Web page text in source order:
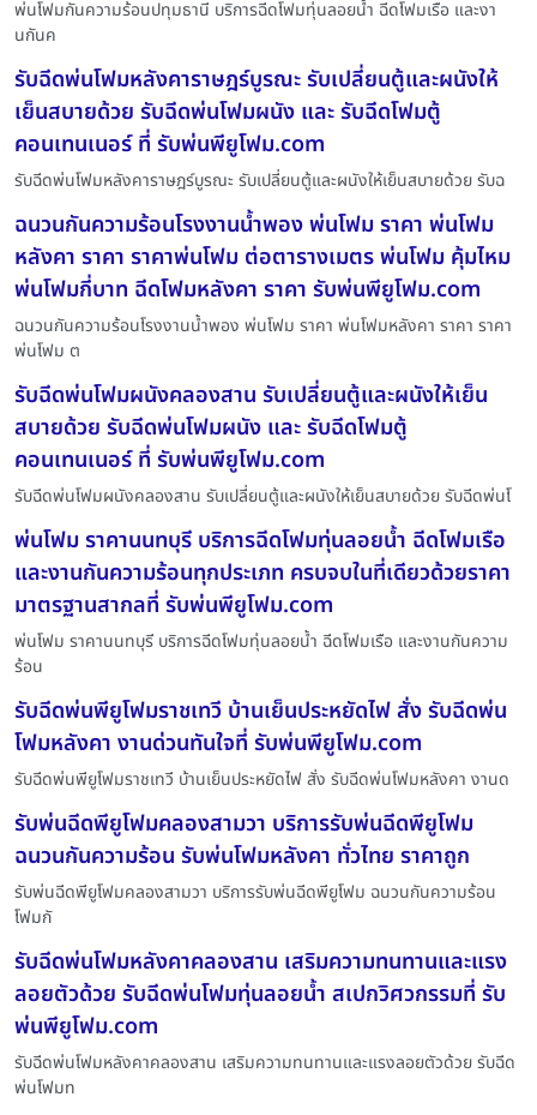
พ่นโฟมกันความร้อนปทุมธานี บริการฉีดโฟมทุ่นลอยน้ำ ฉีดโฟมเรือ และงา
นกันค
รับฉีดพ่นโฟมหลังคาราษฎร์บูรณะ รับเปลี่ยนตู้และผนังให้
เย็นสบายด้วย รับฉีดพ่นโฟมผนัง และ รับฉีดโฟมตู้
คอนเทนเนอร์ ที่ รับพ่นพียูโฟม.com
รับฉีดพ่นโฟมหลังคาราษฎร์บูรณะ รับเปลี่ยนตู้และผนังให้เย็นสบายด้วย รับฉ
ฉนวนกันความร้อนโรงงานน้ำพอง พ่นโฟม ราคา พ่นโฟม
หลังคา ราคา ราคาพ่นโฟม ต่อตารางเมตร พ่นโฟม คุ้มไหม
พ่นโฟมกี่บาท ฉีดโฟมหลังคา ราคา รับพ่นพียูโฟม.com
ฉนวนกันความร้อนโรงงานน้ำพอง พ่นโฟม ราคา พ่นโฟมหลังคา ราคา ราคา
พ่นโฟม ต
รับฉีดพ่นโฟมผนังคลองสาน รับเปลี่ยนตู้และผนังให้เย็น
สบายด้วย รับฉีดพ่นโฟมผนัง และ รับฉีดโฟมตู้
คอนเทนเนอร์ ที่ รับพ่นพียูโฟม.com
รับฉีดพ่นโฟมผนังคลองสาน รับเปลี่ยนตู้และผนังให้เย็นสบายด้วย รับฉีดพ่นโ
พ่นโฟม ราคานนทบุรี บริการฉีดโฟมทุ่นลอยน้ำ ฉีดโฟมเรือ
และงานกันความร้อนทุกประเภท ครบจบในที่เดียวด้วยราคา
มาตรฐานสากลที่ รับพ่นพียูโฟม.com
พ่นโฟม ราคานนทบุรี บริการฉีดโฟมทุ่นลอยน้ำ ฉีดโฟมเรือ และงานกันความ
ร้อน
รับฉีดพ่นพียูโฟมราชเทวี บ้านเย็นประหยัดไฟ สั่ง รับฉีดพ่น
โฟมหลังคา งานด่วนทันใจที่ รับพ่นพียูโฟม.com
รับฉีดพ่นพียูโฟมราชเทวี บ้านเย็นประหยัดไฟ สั่ง รับฉีดพ่นโฟมหลังคา งานด
รับพ่นฉีดพียูโฟมคลองสามวา บริการรับพ่นฉีดพียูโฟม
ฉนวนกันความร้อน รับพ่นโฟมหลังคา ทั่วไทย ราคาถูก
รับพ่นฉีดพียูโฟมคลองสามวา บริการรับพ่นฉีดพียูโฟม ฉนวนกันความร้อน
โฟมกั
รับฉีดพ่นโฟมหลังคาคลองสาน เสริมความทนทานและแรง
ลอยตัวด้วย รับฉีดพ่นโฟมทุ่นลอยน้ำ สเปกวิศวกรรมที่ รับ
พ่นพียูโฟม.com
รับฉีดพ่นโฟมหลังคาคลองสาน เสริมความทนทานและแรงลอยตัวด้วย รับฉีด
พ่นโฟมท